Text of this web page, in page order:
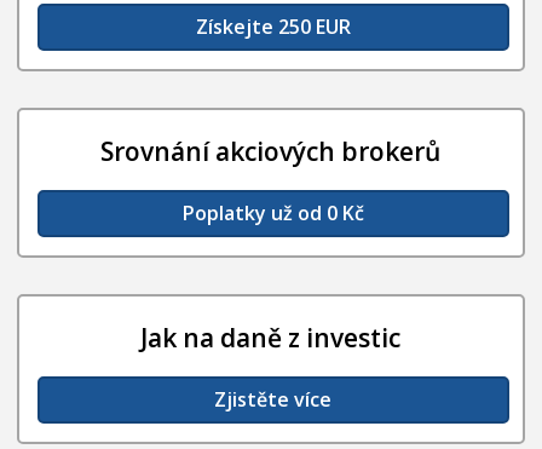
Získejte 250 EUR
Srovnání akciových brokerů
Poplatky už od 0 Kč
Jak na daně z investic
Zjistěte více